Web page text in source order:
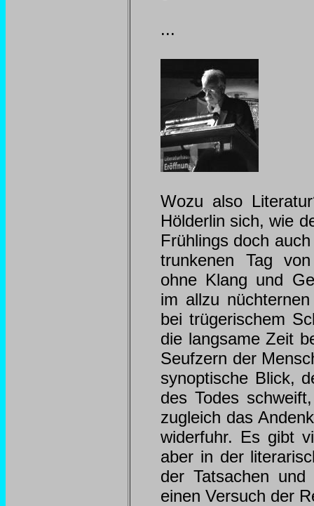
...
Wozu also
Hölderlin sich, wie
Frühlings doch
trunkenen Tag
ohne Klang und
im allzu
bei trügerischem
die langsame Zeit
Seufzern der
synoptische Blick,
des Todes
zugleich das
widerfuhr. Es gibt
aber in der
der Tatsachen
einen Versuch der